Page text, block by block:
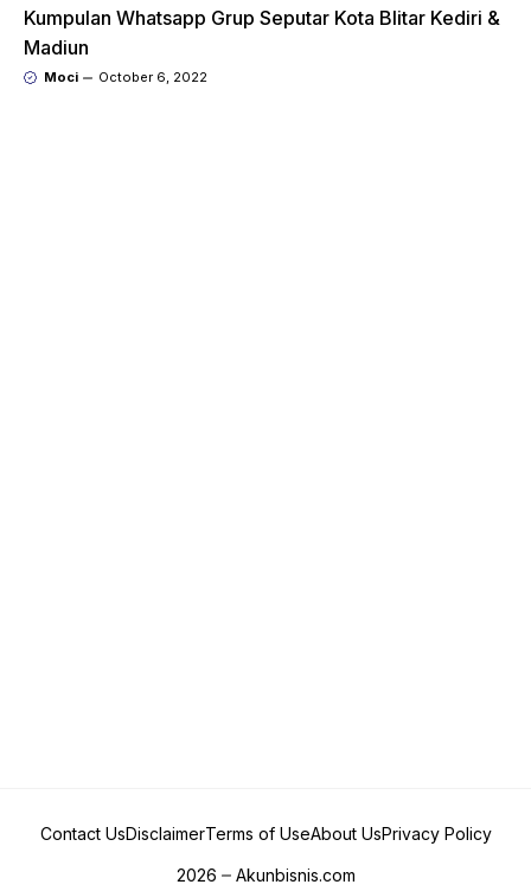
Kumpulan Whatsapp Grup Seputar Kota Blitar Kediri &
Madiun
Moci October 6, 2022
Contact UsDisclaimerTerms of UseAbout UsPrivacy Policy
2026 Akunbisnis.com